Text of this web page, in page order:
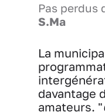
Pas perdus
S.Ma
La
davantage
amateurs. "